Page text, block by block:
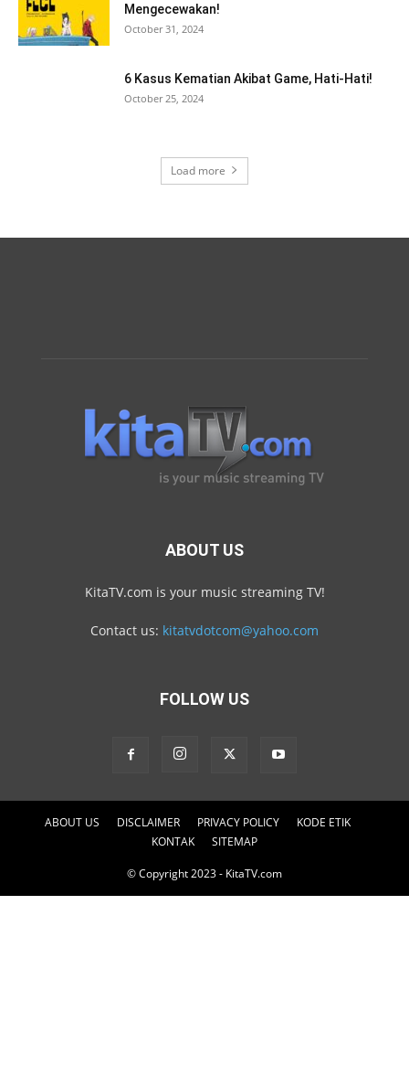
Mengecewakan!
October 31, 2024
6 Kasus Kematian Akibat Game, Hati-Hati!
October 25, 2024
Load more
ABOUT US
KitaTV.com is your music streaming TV!
Contact us: kitatvdotcom@yahoo.com
FOLLOW US
ABOUT US DISCLAIMER PRIVACY POLICY
KODE ETIK
KONTAK
SITEMAP
© Copyright 2023 - KitaTV.com